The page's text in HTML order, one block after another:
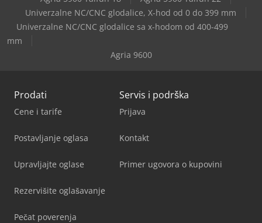
Metallkraft Wpp 30 Bk
Univerzalne NC/CNC glodalice, X-hod od 0 do 399 mm
Univerzalne NC/CNC glodalice sa x-hodom od 400-499
mm
Agria 9600
Prodati
Cene i tarife
Postavljanje oglasa
Upravljajte oglase
Rezervišite oglašavanje
Pečat poverenja
Servis i podrška
Prijava
Kontakt
Primer ugovora o kupovini